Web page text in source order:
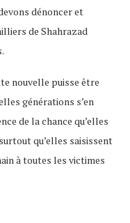
dénoncer et
de Shahrazad
nouvelle puisse être
générations s’en
de la chance qu’elles
qu’elles saisissent
à toutes les victimes